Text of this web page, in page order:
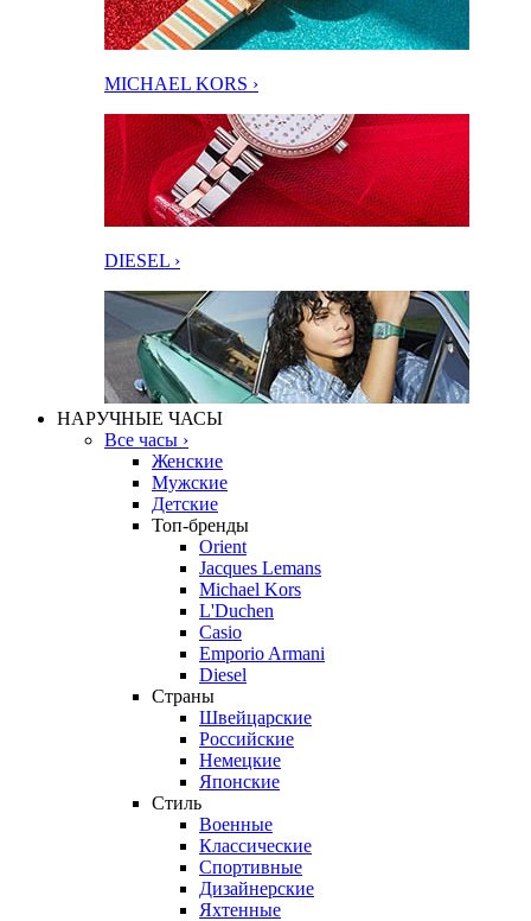
MICHAEL KORS ›
DIESEL ›
НАРУЧНЫЕ ЧАСЫ
Все часы ›
Женские
Мужские
Детские
Топ-бренды
Orient
Jacques Lemans
Michael Kors
L'Duchen
Casio
Emporio Armani
Diesel
Страны
Швейцарские
Российские
Немецкие
Японские
Стиль
Военные
Классические
Спортивные
Дизайнерские
Яхтенные